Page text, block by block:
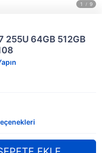
255U 64GB 512GB